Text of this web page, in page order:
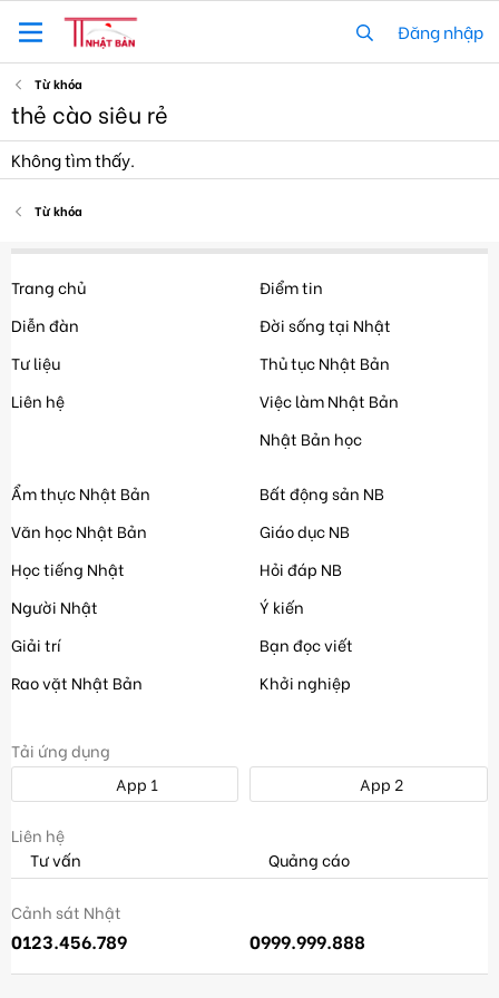
Đăng nhập
Từ khóa
thẻ cào siêu rẻ
Không tìm thấy.
Từ khóa
Trang chủ
Diễn đàn
Tư liệu
Liên hệ
Điểm tin
Đời sống tại Nhật
Thủ tục Nhật Bản
Việc làm Nhật Bản
Nhật Bản học
Ẩm thực Nhật Bản
Văn học Nhật Bản
Học tiếng Nhật
Người Nhật
Giải trí
Rao vặt Nhật Bản
Bất động sản NB
Giáo dục NB
Hỏi đáp NB
Ý kiến
Bạn đọc viết
Khởi nghiệp
Tải ứng dụng
App 1
App 2
Liên hệ
Tư vấn
Quảng cáo
Cảnh sát Nhật
0123.456.789 0999.999.888